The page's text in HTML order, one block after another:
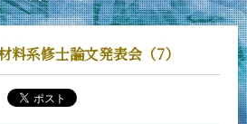
料系修士論文発表会（7）